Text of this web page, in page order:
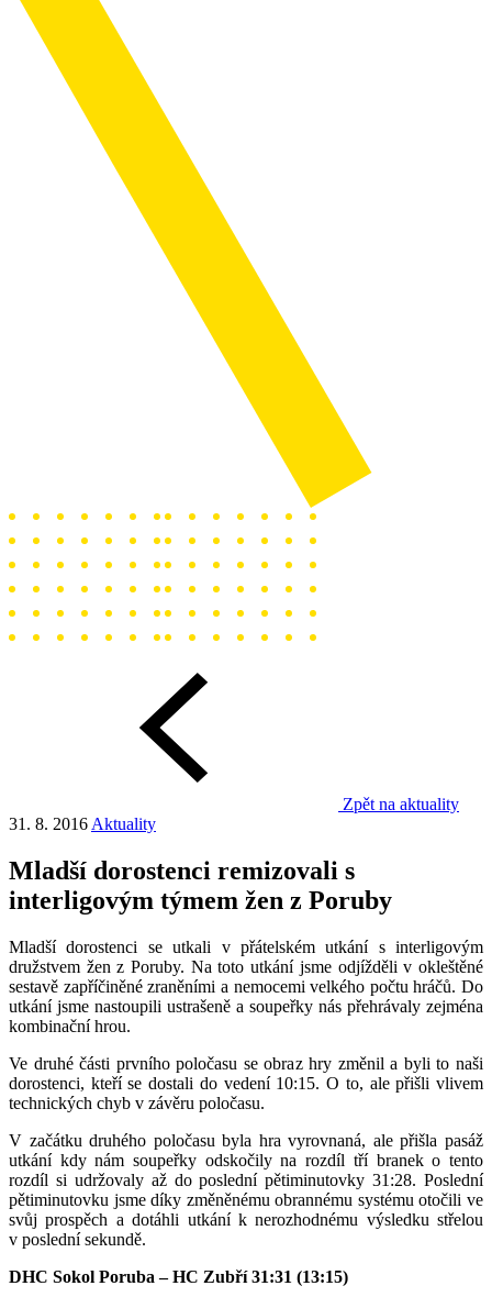
Zpět na aktuality
31. 8. 2016 Aktuality
Mladší dorostenci remizovali s
interligovým týmem žen z Poruby
Mladší dorostenci se utkali v přátelském utkání s interligovým
družstvem žen z Poruby. Na toto utkání jsme odjížděli v okleštěné
sestavě zapříčiněné zraněními a nemocemi velkého počtu hráčů. Do
utkání jsme nastoupili ustrašeně a soupeřky nás přehrávaly zejména
kombinační hrou.
Ve druhé části prvního poločasu se obraz hry změnil a byli to naši
dorostenci, kteří se dostali do vedení 10:15. O to, ale přišli vlivem
technických chyb v závěru poločasu.
V začátku druhého poločasu byla hra vyrovnaná, ale přišla pasáž
utkání kdy nám soupeřky odskočily na rozdíl tří branek o tento
rozdíl si udržovaly až do poslední pětiminutovky 31:28. Poslední
pětiminutovku jsme díky změněnému obrannému systému otočili ve
svůj prospěch a dotáhli utkání k nerozhodnému výsledku střelou
v poslední sekundě.
DHC Sokol Poruba – HC Zubří 31:31 (13:15)